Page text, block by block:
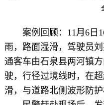
案例回顾： 11月6日
雨，路面湿滑，驾驶员
通客车由石泉县两河镇
驶，行径过境线时，在
滑，与道路北侧波形防护